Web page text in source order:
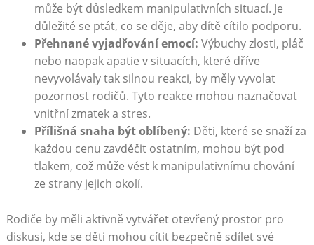
může být důsledkem manipulativních situací. Je
důležité se ptát, co se děje, aby dítě cítilo podporu.
Přehnané vyjadřování emocí: Výbuchy zlosti, pláč
nebo naopak apatie v situacích, které dříve
nevyvolávaly tak silnou reakci, by měly vyvolat
pozornost rodičů. Tyto reakce mohou naznačovat
vnitřní zmatek a stres.
Přílišná snaha být oblíbený: Děti, které se snaží za
každou cenu zavděčit ostatním, mohou být pod
tlakem, což může vést k manipulativnímu chování
ze strany jejich okolí.
Rodiče by měli aktivně vytvářet otevřený prostor pro
diskusi, kde se děti mohou cítit bezpečně sdílet své